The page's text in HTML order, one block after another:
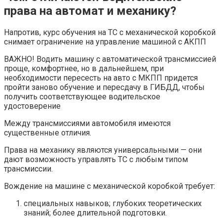
права на автомат и механику?
Напротив, курс обучения на ТС с механической коробкой
снимает ограничение на управление машиной с АКПП
ВАЖНО! Водить машину с автоматической трансмиссией
проще, комфортнее, но в дальнейшем, при
необходимости пересесть на авто с МКПП придется
пройти заново обучение и пересдачу в ГИБДД, чтобы
получить соответствующее водительское
удостоверение
Между трансмиссиями автомобиля имеются
существенные отличия.
Права на механику являются универсальными — они
дают возможность управлять ТС с любым типом
трансмиссии.
Вождение на машине с механической коробкой требует:
специальных навыков; глубоких теоретических
знаний; более длительной подготовки.